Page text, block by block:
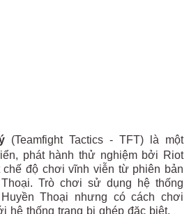
(Teamfight Tactics - TFT) là một
phát hành thử nghiệm bởi Riot
chế độ chơi vĩnh viễn từ phiên bản
Trò chơi sử dụng hệ thống
Thoại nhưng có cách chơi
hệ thống trang bị ghép đặc biệt.